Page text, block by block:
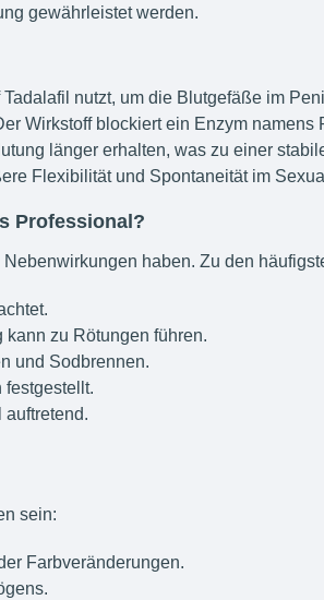
gewährleistet werden.
nutzt, um die Blutgefäße im
Wirkstoff blockiert ein Enzym
länger erhalten, was zu einer
Flexibilität und Spontaneität im
Professional?
haben. Zu den
kann zu Rötungen führen.
und Sodbrennen.
festgestellt.
auftretend.
sein:
Farbveränderungen.